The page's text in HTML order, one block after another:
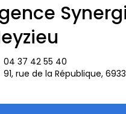
téléphone
04 37 42 55 40
adresse
91, rue de la République,